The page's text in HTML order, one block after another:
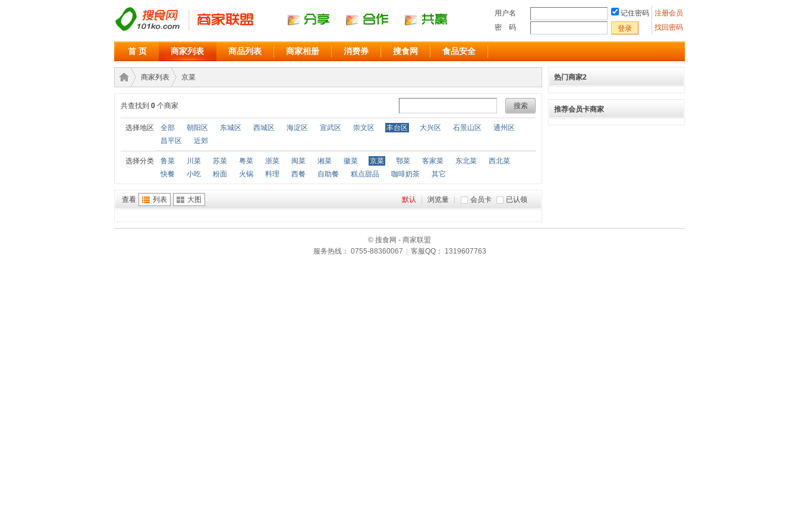
注册会员
找回密码
用户名
记住密码
密 码
登录
首 页 商家列表 商品列表 商家相册 消费券 搜食网 食品安全
商家›
商家列表
›
京菜
搜索
共查找到 0 个商家
选择地区 全部 朝阳区 东城区 西城区 海淀区 宣武区 崇文区 丰台区 大兴区 石景山区
通州区
昌平区
近郊
选择分类 鲁菜 川菜 苏菜 粤菜 浙菜 闽菜 湘菜 徽菜 京菜 鄂菜 客家菜 东北菜
西北菜
快餐
小吃 粉面 火锅 料理 西餐 自助餐 糕点甜品 咖啡奶茶 其它
查看 列表 大图 会员卡 已认领
默认 浏览量
热门商家2
推荐会员卡商家
© 搜食网 - 商家联盟
服务热线： 0755-88360067
客服QQ： 1319607763